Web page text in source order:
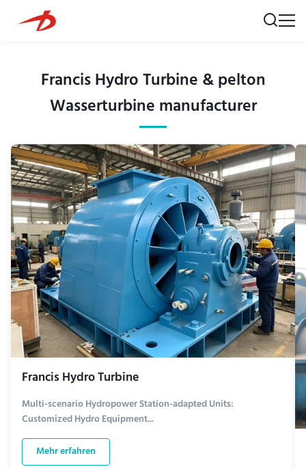
Francis Hydro Turbine & pelton
Wasserturbine manufacturer
Francis Hydro Turbine
Multi-scenario Hydropower Station-adapted Units:
Customized Hydro Equipment...
Mehr erfahren